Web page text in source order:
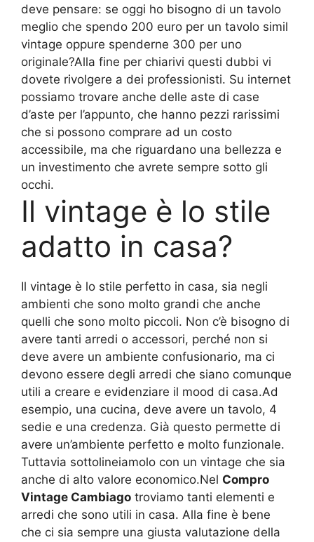
deve pensare: se oggi ho bisogno di un tavolo
meglio che spendo 200 euro per un tavolo simil
vintage oppure spenderne 300 per uno
originale?Alla fine per chiarivi questi dubbi vi
dovete rivolgere a dei professionisti. Su internet
possiamo trovare anche delle aste di case
d’aste per l’appunto, che hanno pezzi rarissimi
che si possono comprare ad un costo
accessibile, ma che riguardano una bellezza e
un investimento che avrete sempre sotto gli
occhi.
Il vintage è lo stile
adatto in casa?
Il vintage è lo stile perfetto in casa, sia negli
ambienti che sono molto grandi che anche
quelli che sono molto piccoli. Non c’è bisogno di
avere tanti arredi o accessori, perché non si
deve avere un ambiente confusionario, ma ci
devono essere degli arredi che siano comunque
utili a creare e evidenziare il mood di casa.Ad
esempio, una cucina, deve avere un tavolo, 4
sedie e una credenza. Già questo permette di
avere un’ambiente perfetto e molto funzionale.
Tuttavia sottolineiamolo con un vintage che sia
anche di alto valore economico.Nel Compro
Vintage Cambiago troviamo tanti elementi e
arredi che sono utili in casa. Alla fine è bene
che ci sia sempre una giusta valutazione della